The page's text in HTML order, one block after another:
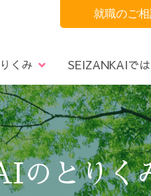
就職のご
事業所一覧 決算
くみ
ナラティブRBA奨励
SEIZANKAIでは
募集要項 Q＆A
宮城野区 仙南エリア
とりく